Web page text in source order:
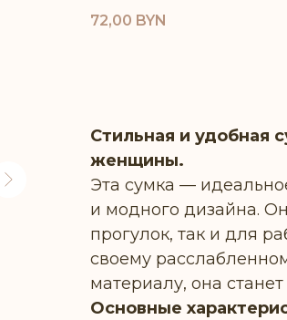
72,00 BYN
Стильная и удобная
женщины.
Эта сумка —
и модного дизайна.
прогулок, так и для
своему
материалу, она
Основные